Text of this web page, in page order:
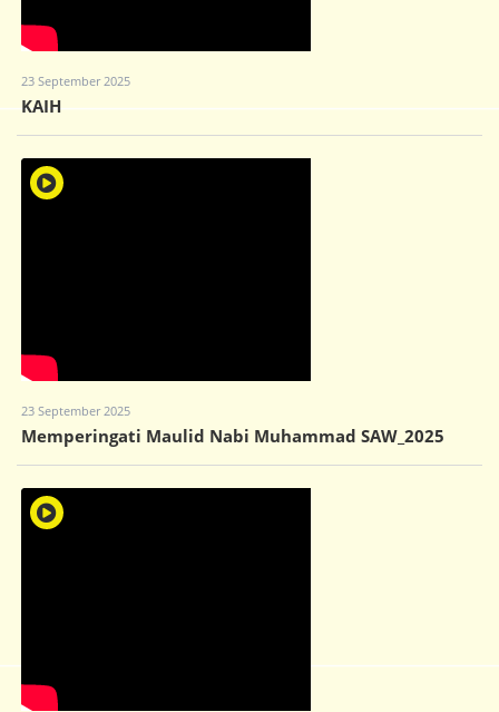
23 September 2025
KAIH
23 September 2025
Memperingati Maulid Nabi Muhammad SAW_2025